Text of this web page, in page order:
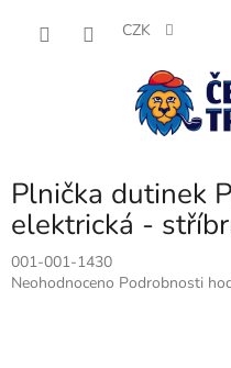
CZK
Plnička dutinek
elektrická -
001-001-1430
Průměrné
Neohodnoceno Podrobnosti